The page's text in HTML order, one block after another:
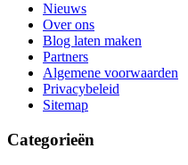
Nieuws
Over ons
Blog laten maken
Partners
Algemene voorwaarden
Privacybeleid
Sitemap
Categorieën